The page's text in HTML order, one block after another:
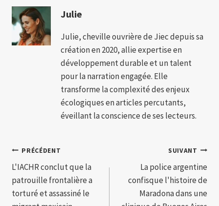
Julie
Julie, cheville ouvrière de Jiec depuis sa
création en 2020, allie expertise en
développement durable et un talent
pour la narration engagée. Elle
transforme la complexité des enjeux
écologiques en articles percutants,
éveillant la conscience de ses lecteurs.
Navigation
de
l’article
PRÉCÉDENT
L'IACHR conclut que la
patrouille frontalière a
torturé et assassiné le
SUIVANT
La police argentine
confisque l'histoire de
Maradona dans une